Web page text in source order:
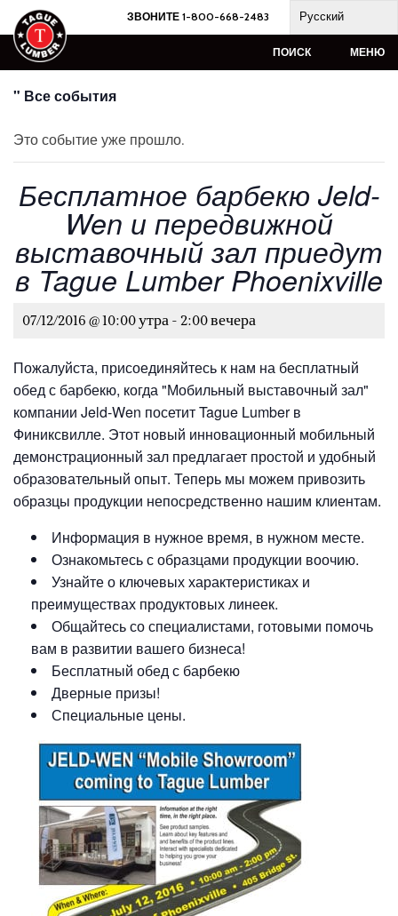
Skip
to
content
ЗВОНИТЕ 1-800-668-2483 Русский
ПОИСК МЕНЮ
" Все события
Это событие уже прошло.
Бесплатное барбекю Jeld-
Wen и передвижной
выставочный зал приедут
в Tague Lumber Phoenixville
07/12/2016 @ 10:00 утра - 2:00 вечера
Пожалуйста, присоединяйтесь к нам на бесплатный
обед с барбекю, когда "Мобильный выставочный зал"
компании Jeld-Wen посетит Tague Lumber в
Финиксвилле. Этот новый инновационный мобильный
демонстрационный зал предлагает простой и удобный
образовательный опыт. Теперь мы можем привозить
образцы продукции непосредственно нашим клиентам.
Информация в нужное время, в нужном месте.
Ознакомьтесь с образцами продукции воочию.
Узнайте о ключевых характеристиках и
преимуществах продуктовых линеек.
Общайтесь со специалистами, готовыми помочь
вам в развитии вашего бизнеса!
Бесплатный обед с барбекю
Дверные призы!
Специальные цены.